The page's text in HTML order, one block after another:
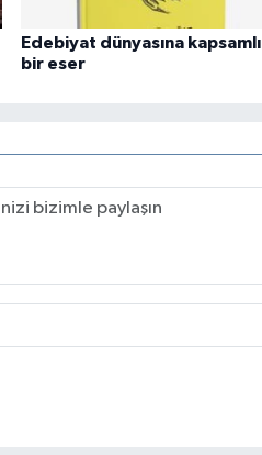
Edebiyat dünyasına kapsamlı
bir eser